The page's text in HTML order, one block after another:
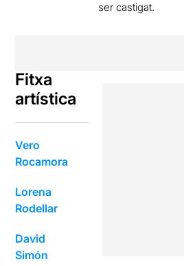
ser castigat.
Fitxa
artística
Vero
Rocamora
Lorena
Rodellar
David
Simón